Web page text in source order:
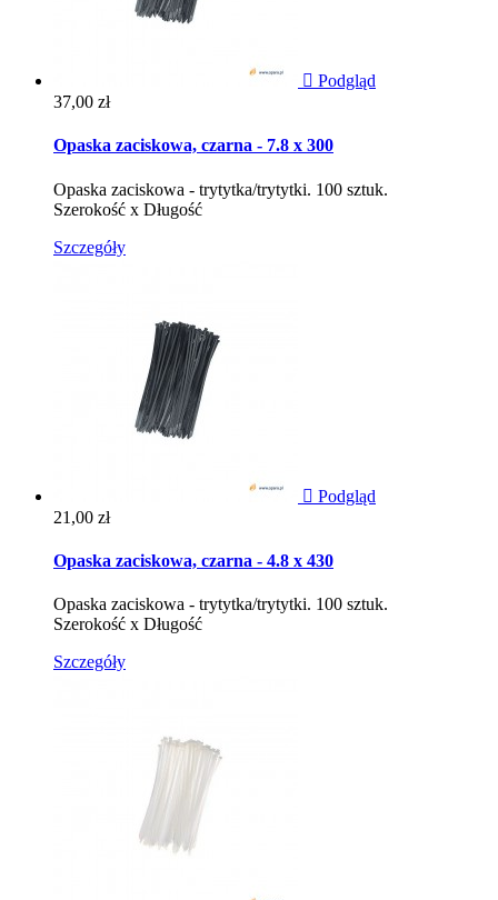
 Podgląd
Cena
37,00 zł
Opaska zaciskowa, czarna - 7.8 x 300
Opaska zaciskowa - trytytka/trytytki. 100 sztuk.
Szerokość x Długość
Szczegóły
 Podgląd
Cena
21,00 zł
Opaska zaciskowa, czarna - 4.8 x 430
Opaska zaciskowa - trytytka/trytytki. 100 sztuk.
Szerokość x Długość
Szczegóły